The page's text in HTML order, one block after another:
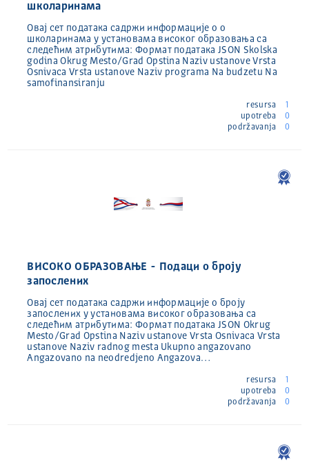
школаринама
Овај сет података садржи информације о о
школаринама у установама високог образовања са
следећим атрибутима: Формат података JSON Skolska
godina Okrug Mesto/Grad Opstina Naziv ustanove Vrsta
Osnivaca Vrsta ustanove Naziv programa Na budzetu Na
samofinansiranju
resursa
1
upotreba
0
podržavanja
0
ВИСОКО ОБРАЗОВАЊЕ - Подаци о броју
запослених
Овај сет података садржи информације о броју
запослених у установама високог образовања са
следећим атрибутима: Формат података JSON Okrug
Mesto/Grad Opstina Naziv ustanove Vrsta Osnivaca Vrsta
ustanove Naziv radnog mesta Ukupno angazovano
Angazovano na neodredjeno Angazova…
resursa
1
upotreba
0
podržavanja
0